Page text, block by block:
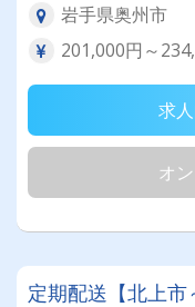
岩手県奥州市
201,000円～
求
オ
定期配送【北上市